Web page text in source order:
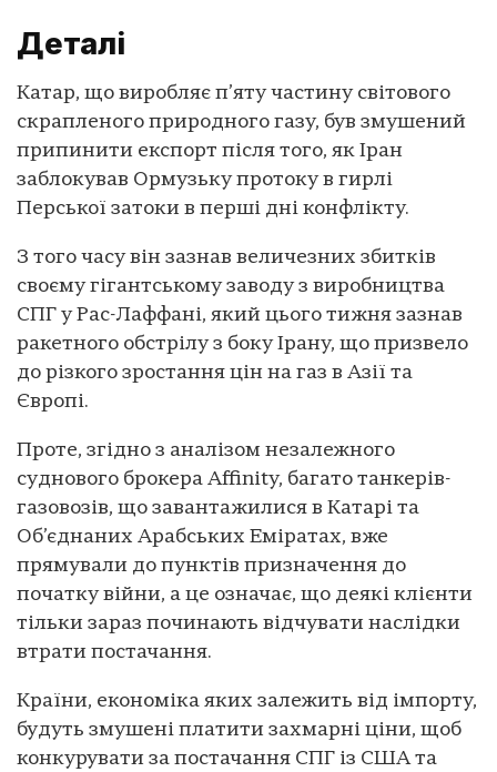
Деталі
Катар, що виробляє п’яту частину світового
скрапленого природного газу, був змушений
припинити експорт після того, як Іран
заблокував Ормузьку протоку в гирлі
Перської затоки в перші дні конфлікту.
З того часу він зазнав величезних збитків
своєму гігантському заводу з виробництва
СПГ у Рас-Лаффані, який цього тижня зазнав
ракетного обстрілу з боку Ірану, що призвело
до різкого зростання цін на газ в Азії та
Європі.
Проте, згідно з аналізом незалежного
суднового брокера Affinity, багато танкерів-
газовозів, що завантажилися в Катарі та
Об’єднаних Арабських Еміратах, вже
прямували до пунктів призначення до
початку війни, а це означає, що деякі клієнти
тільки зараз починають відчувати наслідки
втрати постачання.
Країни, економіка яких залежить від імпорту,
будуть змушені платити захмарні ціни, щоб
конкурувати за постачання СПГ із США та